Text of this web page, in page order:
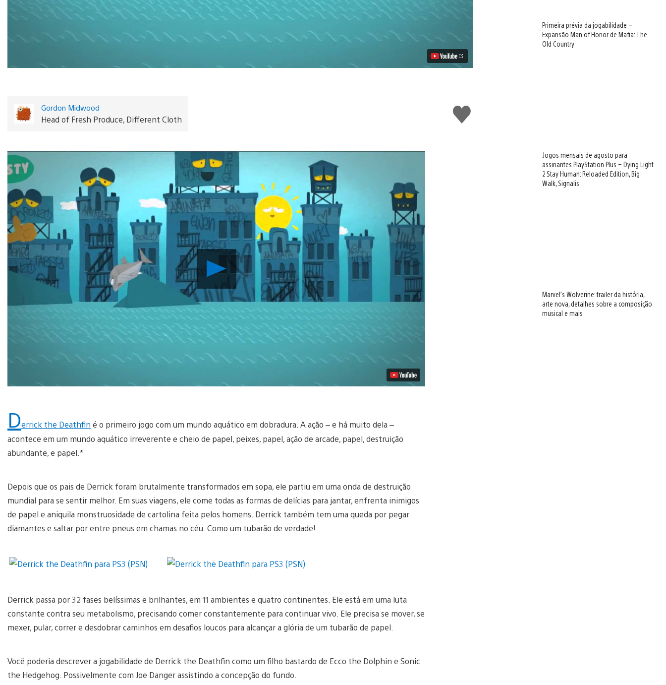
Curtir
Gordon Midwood
Head of Fresh Produce, Different Cloth
Reproduzir
Vídeo
Derrick the Deathfin é o primeiro jogo com um mundo aquático em dobradura. A ação – e há muito dela –
acontece em um mundo aquático irreverente e cheio de papel, peixes, papel, ação de arcade, papel, destruição
abundante, e papel.*
Depois que os pais de Derrick foram brutalmente transformados em sopa, ele partiu em uma onda de destruição
mundial para se sentir melhor. Em suas viagens, ele come todas as formas de delícias para jantar, enfrenta inimigos
de papel e aniquila monstruosidade de cartolina feita pelos homens. Derrick também tem uma queda por pegar
diamantes e saltar por entre pneus em chamas no céu. Como um tubarão de verdade!
Derrick passa por 32 fases belíssimas e brilhantes, em 11 ambientes e quatro continentes. Ele está em uma luta
constante contra seu metabolismo, precisando comer constantemente para continuar vivo. Ele precisa se mover, se
mexer, pular, correr e desdobrar caminhos em desafios loucos para alcançar a glória de um tubarão de papel.
Você poderia descrever a jogabilidade de Derrick the Deathfin como um filho bastardo de Ecco the Dolphin e Sonic
the Hedgehog. Possivelmente com Joe Danger assistindo a concepção do fundo.
Primeira prévia da jogabilidade –
Expansão Man of Honor de Mafia: The
Old Country
Jogos mensais de agosto para
assinantes PlayStation Plus – Dying Light
2 Stay Human: Reloaded Edition, Big
Walk, Signalis
Marvel’s Wolverine: trailer da história,
arte nova, detalhes sobre a composição
musical e mais